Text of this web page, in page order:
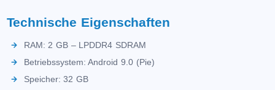
Technische Eigenschaften
RAM: 2 GB – LPDDR4 SDRAM
Betriebssystem: Android 9.0 (Pie)
Speicher: 32 GB